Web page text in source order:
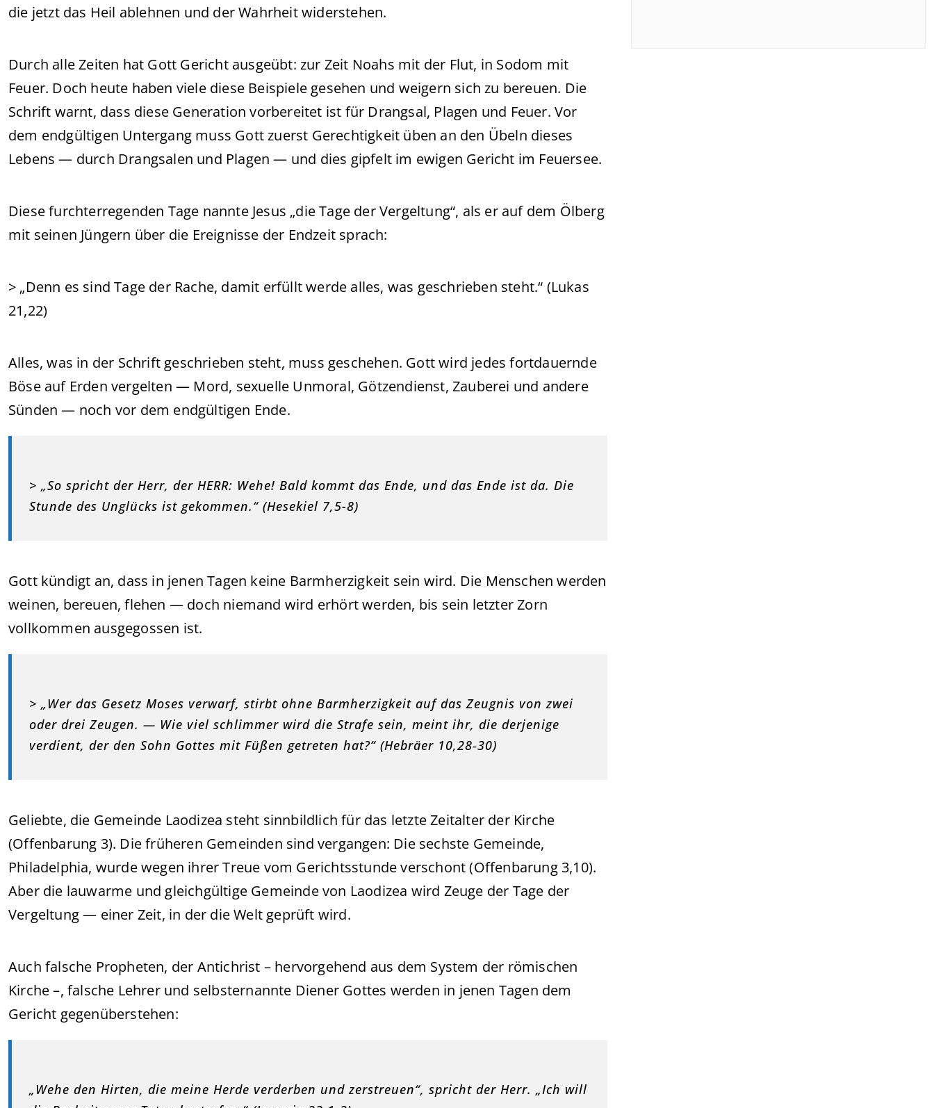
die jetzt das Heil ablehnen und der Wahrheit widerstehen.
Durch alle Zeiten hat Gott Gericht ausgeübt: zur Zeit Noahs mit der Flut, in Sodom mit
Feuer. Doch heute haben viele diese Beispiele gesehen und weigern sich zu bereuen. Die
Schrift warnt, dass diese Generation vorbereitet ist für Drangsal, Plagen und Feuer. Vor
dem endgültigen Untergang muss Gott zuerst Gerechtigkeit üben an den Übeln dieses
Lebens — durch Drangsalen und Plagen — und dies gipfelt im ewigen Gericht im Feuersee.
Diese furchterregenden Tage nannte Jesus „die Tage der Vergeltung“, als er auf dem Ölberg
mit seinen Jüngern über die Ereignisse der Endzeit sprach:
> „Denn es sind Tage der Rache, damit erfüllt werde alles, was geschrieben steht.“ (Lukas
21,22)
Alles, was in der Schrift geschrieben steht, muss geschehen. Gott wird jedes fortdauernde
Böse auf Erden vergelten — Mord, sexuelle Unmoral, Götzendienst, Zauberei und andere
Sünden — noch vor dem endgültigen Ende.
> „So spricht der Herr, der HERR: Wehe! Bald kommt das Ende, und das Ende ist da. Die
Stunde des Unglücks ist gekommen.“ (Hesekiel 7,5-8)
Gott kündigt an, dass in jenen Tagen keine Barmherzigkeit sein wird. Die Menschen werden
weinen, bereuen, flehen — doch niemand wird erhört werden, bis sein letzter Zorn
vollkommen ausgegossen ist.
> „Wer das Gesetz Moses verwarf, stirbt ohne Barmherzigkeit auf das Zeugnis von zwei
oder drei Zeugen. — Wie viel schlimmer wird die Strafe sein, meint ihr, die derjenige
verdient, der den Sohn Gottes mit Füßen getreten hat?“ (Hebräer 10,28‑30)
Geliebte, die Gemeinde Laodizea steht sinnbildlich für das letzte Zeitalter der Kirche
(Offenbarung 3). Die früheren Gemeinden sind vergangen: Die sechste Gemeinde,
Philadelphia, wurde wegen ihrer Treue vom Gerichtsstunde verschont (Offenbarung 3,10).
Aber die lauwarme und gleichgültige Gemeinde von Laodizea wird Zeuge der Tage der
Vergeltung — einer Zeit, in der die Welt geprüft wird.
Auch falsche Propheten, der Antichrist – hervorgehend aus dem System der römischen
Kirche –, falsche Lehrer und selbsternannte Diener Gottes werden in jenen Tagen dem
Gericht gegenüberstehen:
„Wehe den Hirten, die meine Herde verderben und zerstreuen“, spricht der Herr. „Ich will